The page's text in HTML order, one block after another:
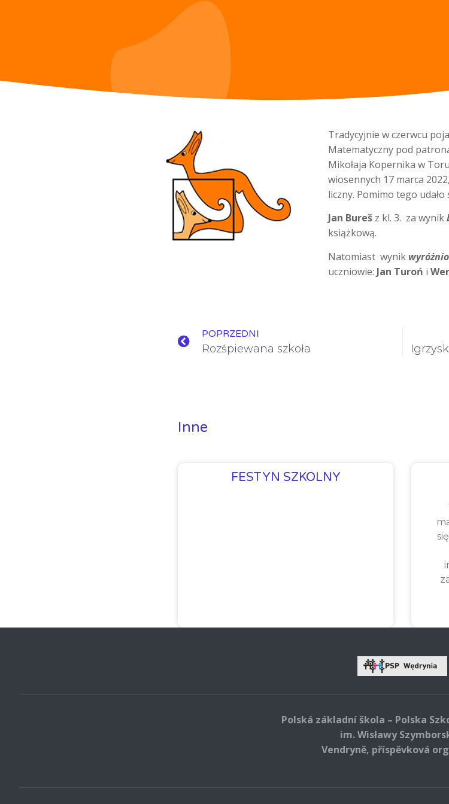
Tradycyjnie w czerwcu
Matematyczny pod
Mikołaja Kopernika w
wiosennych 17 marca
liczny. Pomimo tego
Jan Bureš z kl. 3. za wynik
książkową.
Natomiast wynik
uczniowie: Jan Turoń i
POPRZEDNI
Rozśpiewana szkoła
Inne
FESTYN SZKOLNY
Polská základní škola – Polska
im. Wisławy
Vendryně, příspěvková